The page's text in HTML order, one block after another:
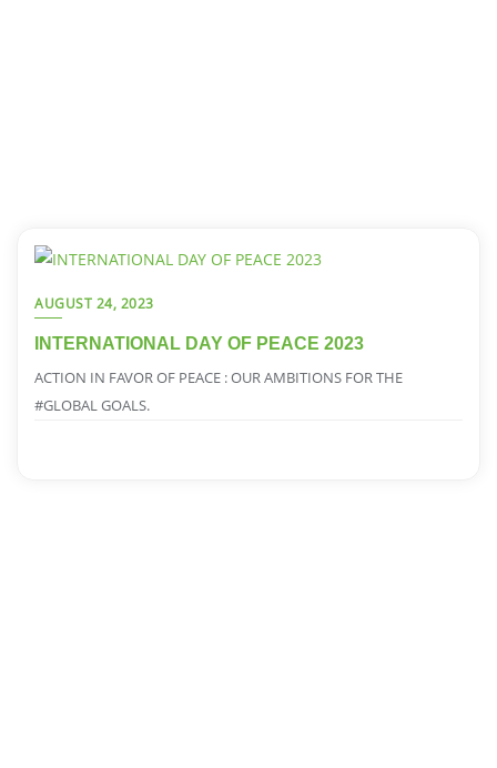
AUGUST 24, 2023
INTERNATIONAL DAY OF PEACE 2023
ACTION IN FAVOR OF PEACE : OUR AMBITIONS FOR THE
#GLOBAL GOALS.